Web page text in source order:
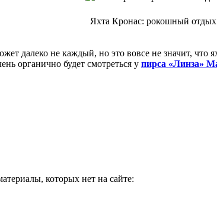
Яхта Кронас: рокошный отдых
далеко не каждый, но это вовсе не значит,
органично будет смотреться у пирса «Линза»
которых нет на сайте: